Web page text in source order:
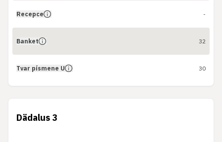
Recepce -
Banket 32
Tvar písmene U 30
Dädalus 3